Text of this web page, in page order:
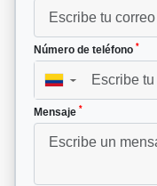
Número de teléfono *
▼
Mensaje *